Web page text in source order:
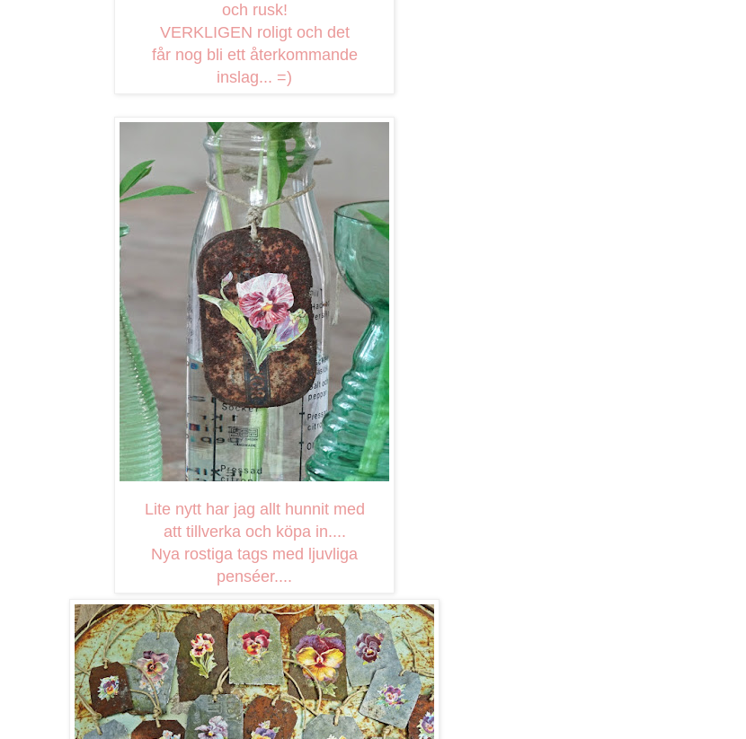
och rusk!
VERKLIGEN roligt och det
får nog bli ett återkommande
inslag... =)
Lite nytt har jag allt hunnit med
att tillverka och köpa in....
Nya rostiga tags med ljuvliga
penséer....